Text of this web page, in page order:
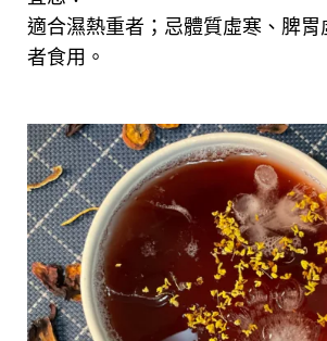
適合濕熱重者；忌體質虛寒、脾
者食用。